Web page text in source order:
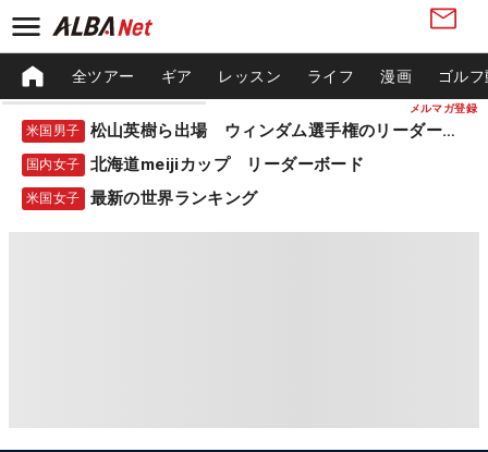
メルマガ登録
全ツアー ギア レッスン ライフ 漫画 ゴル
米国男子 松山英樹ら出場 ウィンダム選手権のリーダーボード
国内女子 北海道meijiカップ リーダーボード
米国女子 最新の世界ランキング